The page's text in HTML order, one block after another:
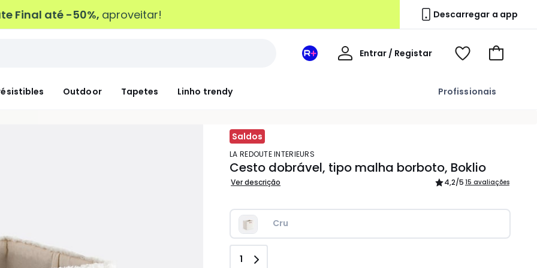
Final até -50%, aproveitar! Descarregar a app
Outdoor Tapetes Linho trendy Profissionais
Espaço
Entrar / Registar
Voir
Ir
carrinho
Saldos
LA REDOUTE INTERIEURS
Cesto dobrável, tipo malha borboto, Boklio
Ver descrição 4,2/5 15 avaliações
Cru
Quantidade
1